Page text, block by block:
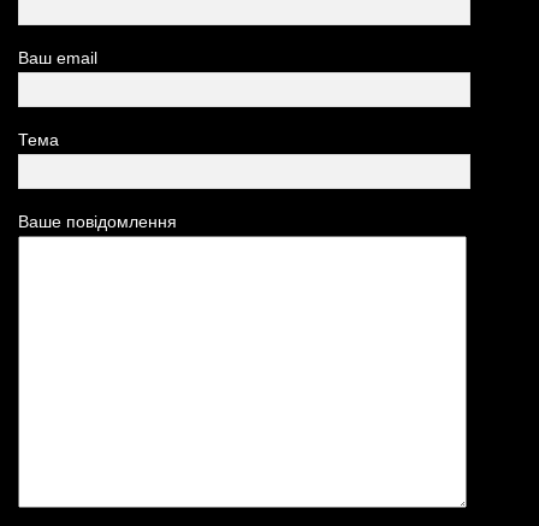
Ваш email
Тема
Ваше повідомлення